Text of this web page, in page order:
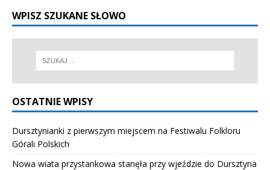
WPISZ SZUKANE SŁOWO
OSTATNIE WPISY
Dursztynianki z pierwszym miejscem na Festiwalu Folkloru
Górali Polskich
Nowa wiata przystankowa stanęła przy wjeździe do Dursztyna